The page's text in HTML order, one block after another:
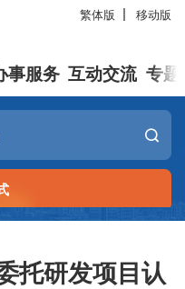
繁体版 移动版
事服务 互动交流 专题
托研发项目认